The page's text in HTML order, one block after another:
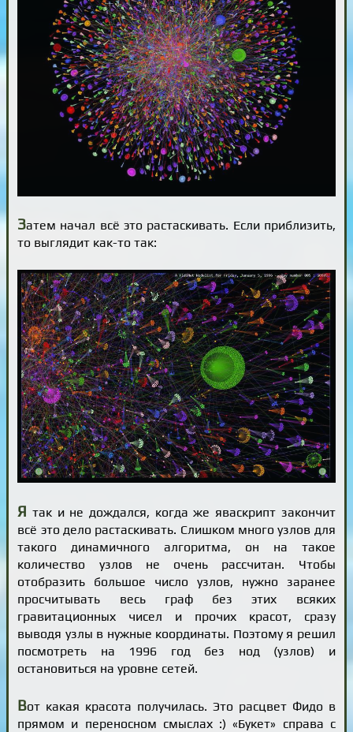
Затем начал всё это растаскивать. Если приблизить,
то выглядит как-то так:
Я так и не дождался, когда же яваскрипт закончит
всё это дело растаскивать. Слишком много узлов для
такого динамичного алгоритма, он на такое
количество узлов не очень рассчитан. Чтобы
отобразить большое число узлов, нужно заранее
просчитывать весь граф без этих всяких
гравитационных чисел и прочих красот, сразу
выводя узлы в нужные координаты. Поэтому я решил
посмотреть на 1996 год без нод (узлов) и
остановиться на уровне сетей.
Вот какая красота получилась. Это расцвет Фидо в
прямом и переносном смыслах :) «Букет» справа с